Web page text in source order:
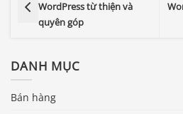
WordPress từ thiện và
quyên góp
DANH MỤC
Bán hàng